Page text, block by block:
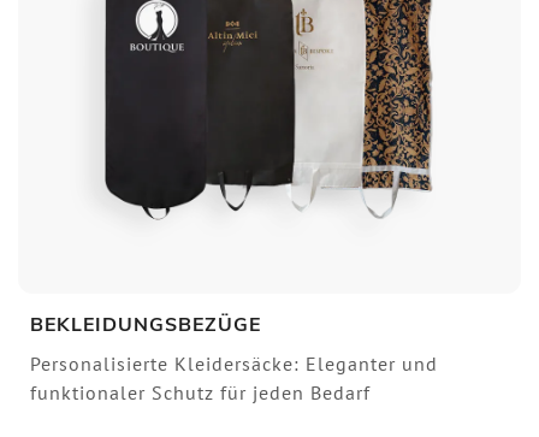
BEKLEIDUNGSBEZÜGE
Personalisierte Kleidersäcke: Eleganter und
funktionaler Schutz für jeden Bedarf